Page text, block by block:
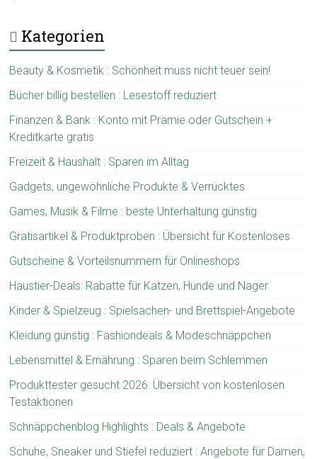
Kategorien
Beauty & Kosmetik : Schönheit muss nicht teuer sein!
Bücher billig bestellen : Lesestoff reduziert
Finanzen & Bank : Konto mit Prämie oder Gutschein +
Kreditkarte gratis
Freizeit & Haushalt : Sparen im Alltag
Gadgets, ungewöhnliche Produkte & Verrücktes
Games, Musik & Filme : beste Unterhaltung günstig
Gratisartikel & Produktproben : Übersicht für Kostenloses
Gutscheine & Vorteilsnummern für Onlineshops
Haustier-Deals: Rabatte für Katzen, Hunde und Nager
Kinder & Spielzeug : Spielsachen- und Brettspiel-Angebote
Kleidung günstig : Fashiondeals & Modeschnäppchen
Lebensmittel & Ernährung : Sparen beim Schlemmen
Produkttester gesucht 2026: Übersicht von kostenlosen
Testaktionen
Schnäppchenblog Highlights : Deals & Angebote
Schuhe, Sneaker und Stiefel reduziert : Angebote für Damen,